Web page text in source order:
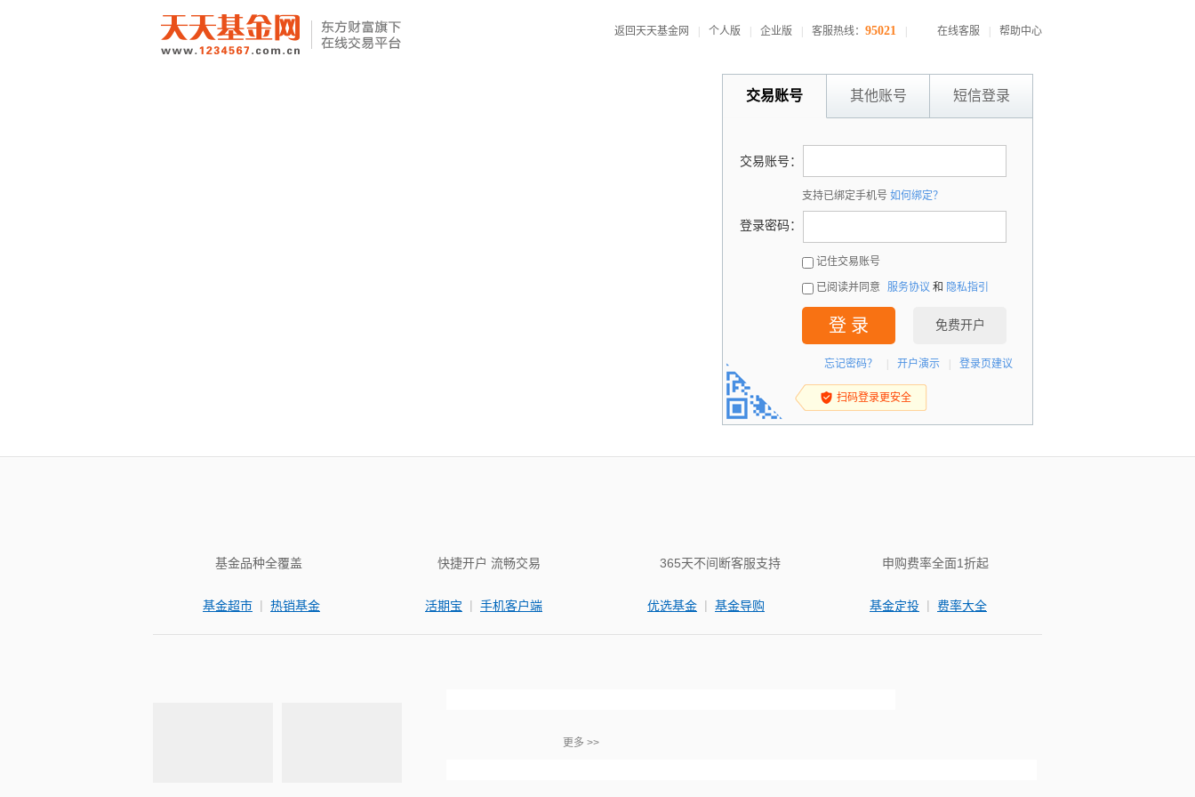
返回天天基金网 个人版 企业版 客服热线： 95021 在线客服 帮助中心
交易账号 其他账号 短信登录
交易账号：
支持已绑定手机号 如何绑定？
登录密码：
记住交易账号
已阅读并同意 服务协议 和 隐私指引
登 录 免费开户
忘记密码？ 开户演示 登录页建议
扫码登录更安全
基金品种全覆盖
基金超市 | 热销基金
快捷开户 流畅交易
活期宝 | 手机客户端
365天不间断客服支持
优选基金 | 基金导购
申购费率全面1折起
基金定投 | 费率大全
更多 >>